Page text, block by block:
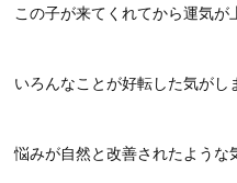
この子が来てくれてから運気が
いろんなことが好転した気がし
悩みが自然と改善されたような